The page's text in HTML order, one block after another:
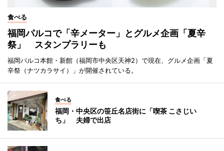
食べる
福岡パルコで「辛メーター」とグルメ企画「夏辛
祭」 スタンプラリーも
福岡パルコ本館・新館（福岡市中央区天神2）で現在、グルメ企画「夏
辛祭（ナツカラサイ）」が開催されている。
食べる
福岡・中央区の笹丘名店街に「喫茶 こさじい
ち」 夫婦で出店